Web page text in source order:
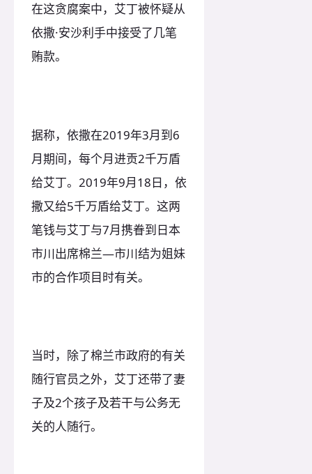
在这贪腐案中，艾丁被怀疑从
依撒·安沙利手中接受了几笔
贿款。
据称，依撒在2019年3月到6
月期间，每个月进贡2千万盾
给艾丁。2019年9月18日，依
撒又给5千万盾给艾丁。这两
笔钱与艾丁与7月携眷到日本
市川出席棉兰—市川结为姐妹
市的合作项目时有关。
当时，除了棉兰市政府的有关
随行官员之外，艾丁还带了妻
子及2个孩子及若干与公务无
关的人随行。